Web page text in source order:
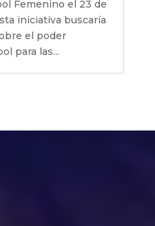
Femenino el 23 de
iniciativa buscaría
el poder
para las...